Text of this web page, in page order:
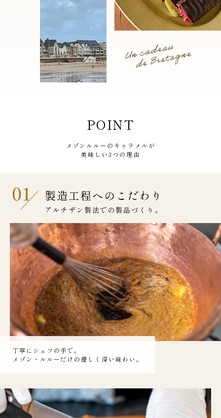
POINT
メゾンルルーのキャラメルが
美味しい3つの理由
製造工程へのこだわり
アルチザン製法での製品づくり。
丁寧にシェフの手で。
メゾン・ルルーだけの優しく深い味わい。